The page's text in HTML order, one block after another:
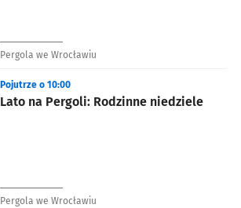
Pergola we Wrocławiu
Lato na Pergoli: Rodzinne niedziele
Pojutrze o 10:00
Pergola we Wrocławiu